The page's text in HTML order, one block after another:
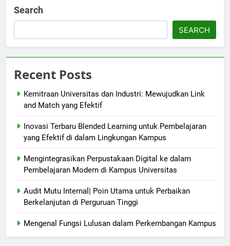
Search
SEARCH
Recent Posts
Kemitraan Universitas dan Industri: Mewujudkan Link
and Match yang Efektif
Inovasi Terbaru Blended Learning untuk Pembelajaran
yang Efektif di dalam Lingkungan Kampus
Mengintegrasikan Perpustakaan Digital ke dalam
Pembelajaran Modern di Kampus Universitas
Audit Mutu Internal| Poin Utama untuk Perbaikan
Berkelanjutan di Perguruan Tinggi
Mengenal Fungsi Lulusan dalam Perkembangan Kampus